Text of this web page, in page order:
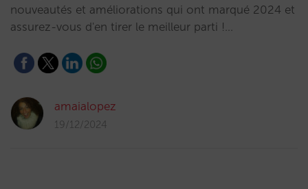
nouveautés et améliorations qui ont marqué 2024 et
assurez-vous d'en tirer le meilleur parti !…
amaialopez
19/12/2024